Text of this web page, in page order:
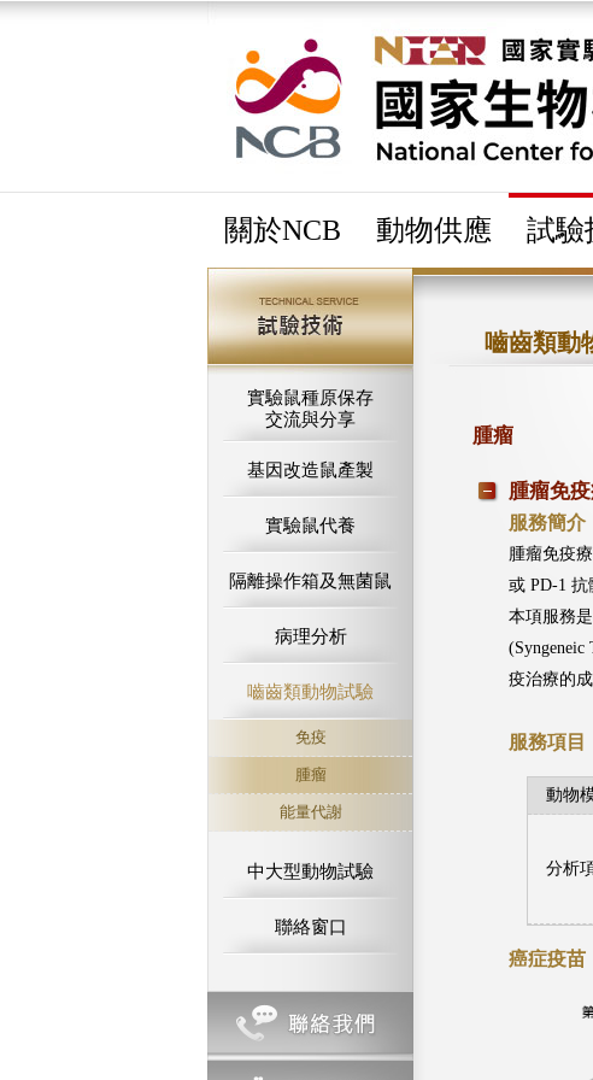
關於NCB 動物供應 試驗
實驗鼠種原保存
交流與分享
基因改造鼠產製
實驗鼠代養
隔離操作箱及無菌鼠
病理分析
嚙齒類動物試驗
免疫
腫瘤
能量代謝
中大型動物試驗
聯絡窗口
嚙齒類動
腫瘤
腫瘤免
服務簡介
腫瘤免疫
或 PD-1
本項服務
疫治療的成
服務項目
動物
分析
癌症疫苗